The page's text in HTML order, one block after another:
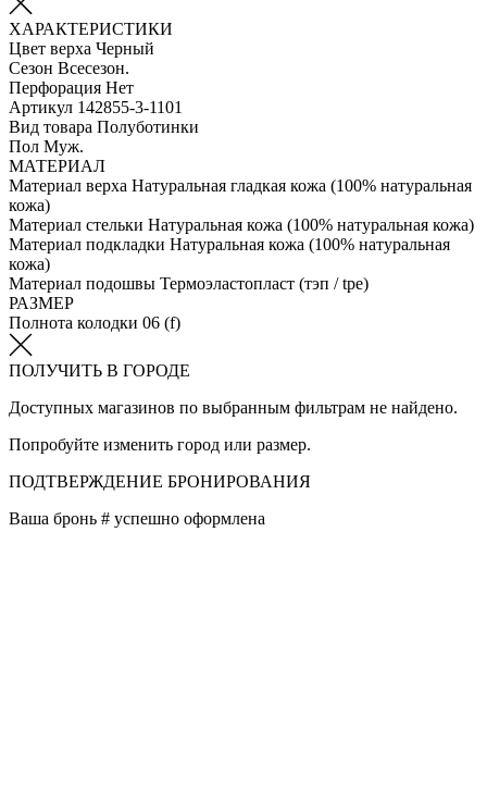
ХАРАКТЕРИСТИКИ
Цвет верха Черный
Сезон Всесезон.
Перфорация Нет
Артикул 142855-3-1101
Вид товара Полуботинки
Пол Муж.
МАТЕРИАЛ
Материал верха Натуральная гладкая кожа (100% натуральная
кожа)
Материал стельки Натуральная кожа (100% натуральная кожа)
Материал подкладки Натуральная кожа (100% натуральная
кожа)
Материал подошвы Термоэластопласт (тэп / tpe)
РАЗМЕР
Полнота колодки 06 (f)
ПОЛУЧИТЬ В ГОРОДЕ
Доступных магазинов по выбранным фильтрам не найдено.
Попробуйте изменить город или размер.
ПОДТВЕРЖДЕНИЕ БРОНИРОВАНИЯ
Ваша бронь # успешно оформлена